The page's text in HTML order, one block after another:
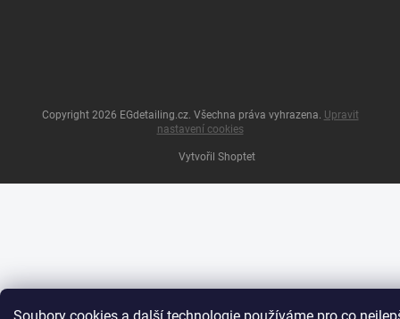
Vytvořil Shoptet
Copyright 2026 EGdetailing.cz. Všechna práva vyhrazena. Upravit
nastavení cookies